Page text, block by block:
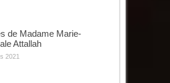
de Madame Marie-
Attallah
2021